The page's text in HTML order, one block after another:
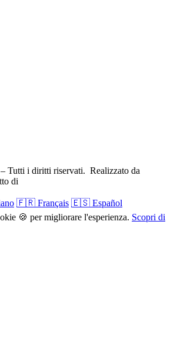
Tutti i diritti riservati. Realizzato da
di
🇫🇷 Français 🇪🇸 Español
🍪 per migliorare l'esperienza. Scopri di